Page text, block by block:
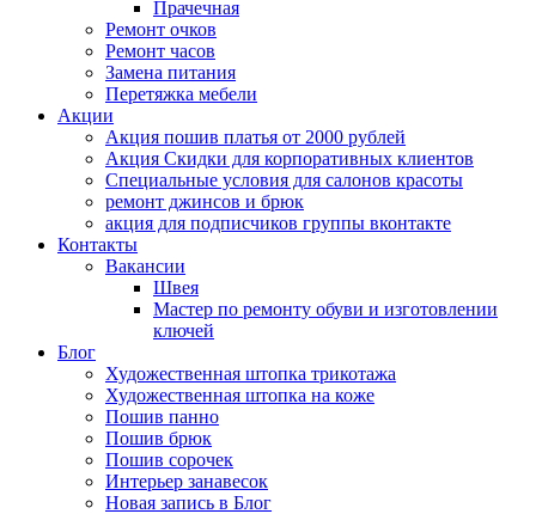
Прачечная
Ремонт очков
Ремонт часов
Замена питания
Перетяжка мебели
Акции
Акция пошив платья от 2000 рублей
Акция Скидки для корпоративных клиентов
Специальные условия для салонов красоты
ремонт джинсов и брюк
акция для подписчиков группы вконтакте
Контакты
Вакансии
Швея
Мастер по ремонту обуви и изготовлении
ключей
Блог
Художественная штопка трикотажа
Художественная штопка на коже
Пошив панно
Пошив брюк
Пошив сорочек
Интерьер занавесок
Новая запись в Блог